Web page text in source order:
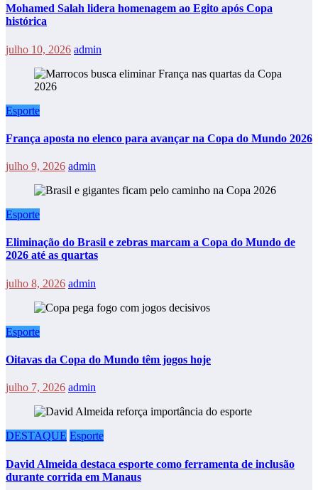
Mohamed Salah lidera homenagem ao Egito após Copa
histórica
julho 10, 2026 admin
Esporte
França aposta no elenco para avançar na Copa do Mundo 2026
julho 9, 2026 admin
Esporte
Eliminação do Brasil e zebras marcam a Copa do Mundo de
2026 até as quartas
julho 8, 2026 admin
Esporte
Oitavas da Copa do Mundo têm jogos hoje
julho 7, 2026 admin
DESTAQUE Esporte
David Almeida destaca esporte como ferramenta de inclusão
durante corrida em Manaus